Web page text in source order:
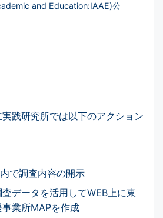
and Education:IAAE)公
践研究所では以下のアクション
で調査内容の開示
データを活用してWEB上に東
業所MAPを作成